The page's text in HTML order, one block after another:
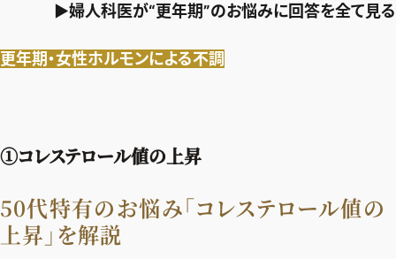
▶婦人科医が“更年期”のお悩みに回答を全て見る
更年期・女性ホルモンによる不調
①コレステロール値の上昇
50代特有のお悩み「コレステロール値の
上昇」を解説